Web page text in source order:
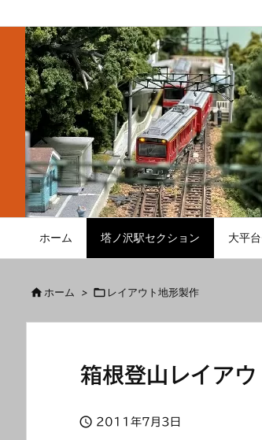
ホーム 塔ノ沢駅セクション 大平
 ホーム >  レイアウト地形製作
箱根登山レイア
 2011年7月3日